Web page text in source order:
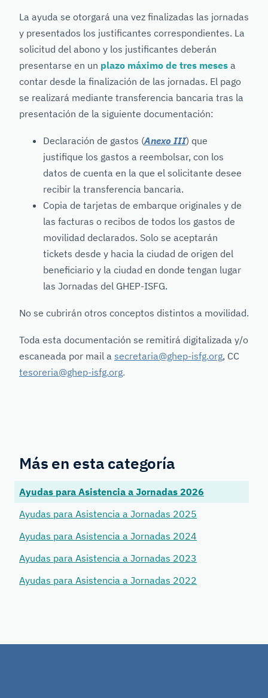
La ayuda se otorgará una vez finalizadas las jornadas
y presentados los justificantes correspondientes. La
solicitud del abono y los justificantes deberán
presentarse en un plazo máximo de tres meses a
contar desde la finalización de las jornadas. El pago
se realizará mediante transferencia bancaria tras la
presentación de la siguiente documentación:
Declaración de gastos (Anexo III) que
justifique los gastos a reembolsar, con los
datos de cuenta en la que el solicitante desee
recibir la transferencia bancaria.
Copia de tarjetas de embarque originales y de
las facturas o recibos de todos los gastos de
movilidad declarados. Solo se aceptarán
tickets desde y hacia la ciudad de origen del
beneficiario y la ciudad en donde tengan lugar
las Jornadas del GHEP-ISFG.
No se cubrirán otros conceptos distintos a movilidad.
Toda esta documentación se remitirá digitalizada y/o
escaneada por mail a secretaria@ghep-isfg.org, CC
tesoreria@ghep-isfg.org.
Más en esta categoría
Ayudas para Asistencia a Jornadas 2026
Ayudas para Asistencia a Jornadas 2025
Ayudas para Asistencia a Jornadas 2024
Ayudas para Asistencia a Jornadas 2023
Ayudas para Asistencia a Jornadas 2022